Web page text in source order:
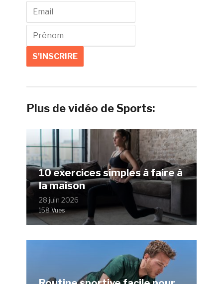
Plus de vidéo de Sports:
10 exercices simples à faire à
la maison
28 juin 2026
158 Vues